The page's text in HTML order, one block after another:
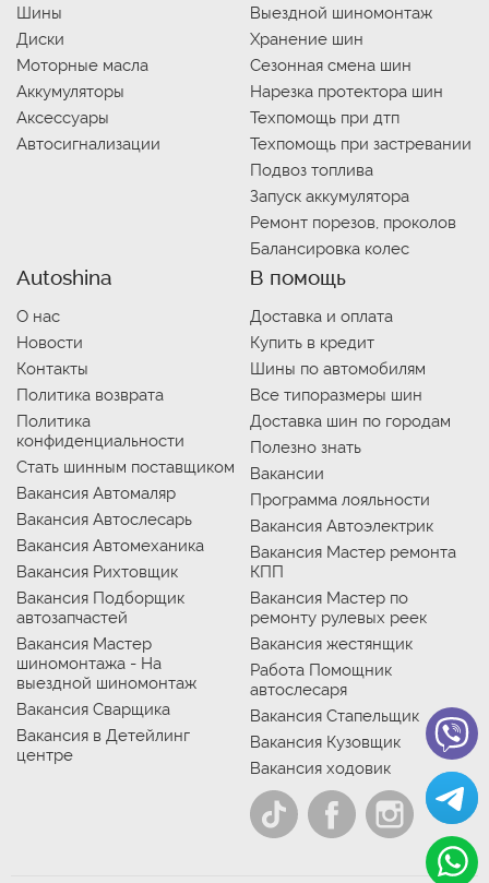
Шины
Диски
Моторные масла
Аккумуляторы
Аксессуары
Автосигнализации
Выездной шиномонтаж
Хранение шин
Сезонная смена шин
Нарезка протектора шин
Техпомощь при дтп
Техпомощь при застревании
Подвоз топлива
Запуск аккумулятора
Ремонт порезов, проколов
Балансировка колес
Autoshina
О нас
Новости
Контакты
Политика возврата
Политика
конфиденциальности
Стать шинным поставщиком
Вакансия Автомаляр
Вакансия Автослесарь
Вакансия Автомеханика
Вакансия Рихтовщик
Вакансия Подборщик
автозапчастей
Вакансия Мастер
шиномонтажа - На
выездной шиномонтаж
Вакансия Сварщика
Вакансия в Детейлинг
центре
В помощь
Доставка и оплата
Купить в кредит
Шины по автомобилям
Все типоразмеры шин
Доставка шин по городам
Полезно знать
Вакансии
Программа лояльности
Вакансия Автоэлектрик
Вакансия Мастер ремонта
КПП
Вакансия Мастер по
ремонту рулевых реек
Вакансия жестянщик
Работа Помощник
автослесаря
Вакансия Стапельщик
Вакансия Кузовщик
Вакансия ходовик